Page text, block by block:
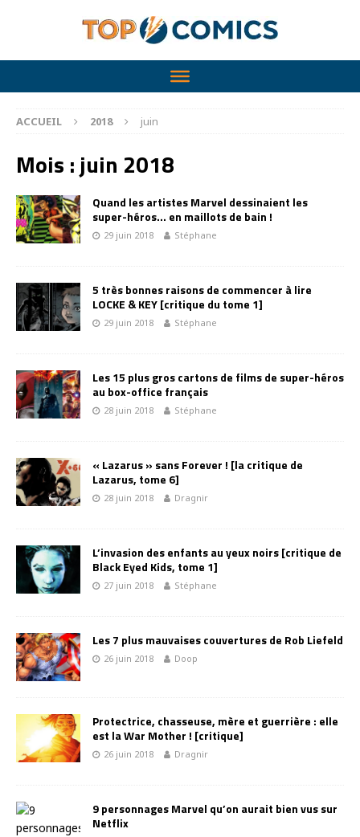
ACCUEIL 2018 juin
Mois :juin 2018
Quand les artistes Marvel dessinaient les
super-héros… en maillots de bain !
29 juin 2018 Stéphane
5 très bonnes raisons de commencer à lire
LOCKE & KEY [critique du tome 1]
29 juin 2018 Stéphane
Les 15 plus gros cartons de films de super-héros
au box-office français
28 juin 2018 Stéphane
« Lazarus » sans Forever ! [la critique de
Lazarus, tome 6]
28 juin 2018 Dragnir
L’invasion des enfants au yeux noirs [critique de
Black Eyed Kids, tome 1]
27 juin 2018 Stéphane
Les 7 plus mauvaises couvertures de Rob Liefeld
26 juin 2018 Doop
Protectrice, chasseuse, mère et guerrière : elle
est la War Mother ! [critique]
26 juin 2018 Dragnir
9 personnages Marvel qu’on aurait bien vus sur
Netflix